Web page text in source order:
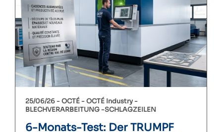
25/06/26 -OCTÉ
OCTÉ Industry
BLECHVERARBEITUNG SCHLAGZEILEN
6-Monats-Test: Der TRUMPF